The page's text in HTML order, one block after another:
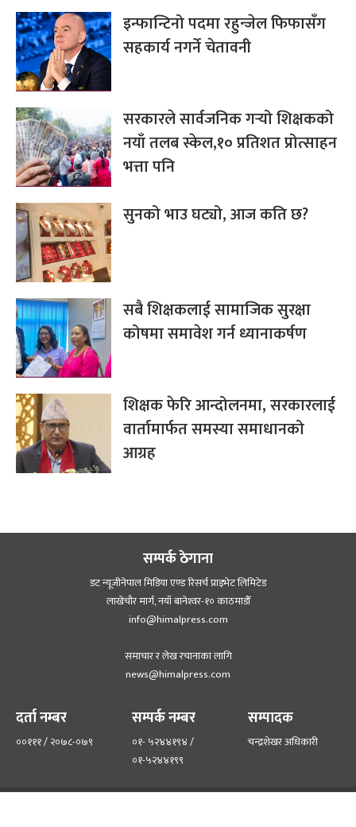
इन्फान्टिनो पदमा रहुन्जेल फिफासँग
सहकार्य नगर्ने चेतावनी
सरकारले सार्वजनिक गर्‍यो शिक्षकको
नयाँ तलब स्केल,१० प्रतिशत प्रोत्साहन
भत्ता पनि
सुनको भाउ घट्यो, आज कति छ?
सबै शिक्षकलाई सामाजिक सुरक्षा
कोषमा समावेश गर्न ध्यानाकर्षण
शिक्षक फेरि आन्दोलनमा, सरकारलाई
वार्तामार्फत समस्या समाधानको
आग्रह
सम्पर्क ठेगाना
डट न्यूजीनेपाल मिडिया एण्ड रिसर्च प्राइभेट लिमिटेड
लाखेचौर मार्ग, नयाँ बानेश्‍वर-१० काठमाडौँ
info@himalpress.com
समाचार र लेख रचानाका लागि
news@himalpress.com
दर्ता नम्बर
००१११ / २०७८-०७९
सम्पर्क नम्बर
०१- ५२४४१९४ /
०१-५२४४१९९
सम्पादक
चन्द्रशेखर अधिकारी